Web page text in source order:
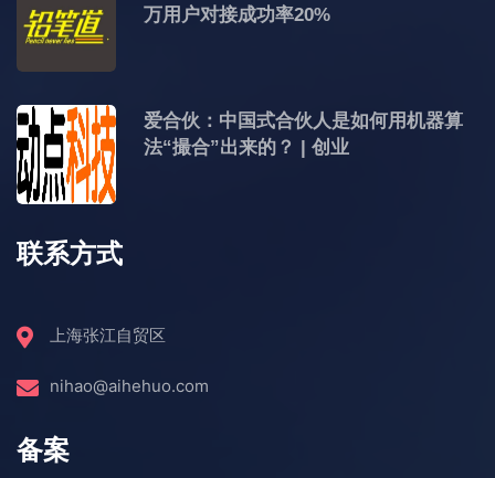
万用户对接成功率20%
爱合伙：中国式合伙人是如何用机器算
法“撮合”出来的？ | 创业
联系方式
上海张江自贸区
nihao@aihehuo.com
备案